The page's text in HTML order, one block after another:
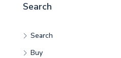
Search
Search
Buy